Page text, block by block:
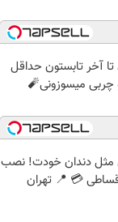
تا آخر تابستون حداقل
مثل دندان خودت! نصب
💳 📍 تهران